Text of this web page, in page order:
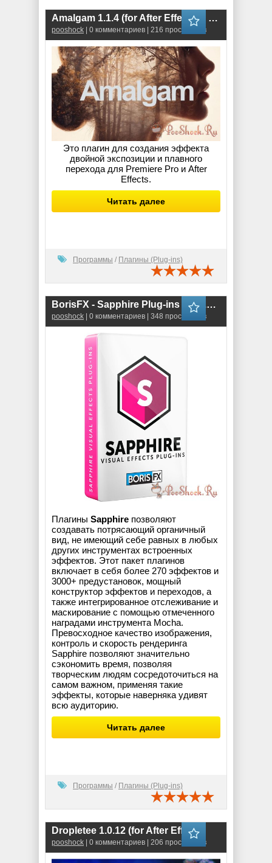
Amalgam 1.1.4 (for After Effects & Premiere Pro)
pooshock | 0 комментариев | 216 просмотров
Это плагин для создания эффекта
двойной экспозиции и плавного
перехода для Premiere Pro и After
Effects.
Читать далее
Программы / Плагины (Plug-ins)
BorisFX - Sapphire Plug-ins 2026.51 for AE & OFX & PS (v19.51) RePack
pooshock | 0 комментариев | 348 просмотров
Плагины Sapphire позволяют
создавать потрясающий органичный
вид, не имеющий себе равных в любых
других инструментах встроенных
эффектов. Этот пакет плагинов
включает в себя более 270 эффектов и
3000+ предустановок, мощный
конструктор эффектов и переходов, а
также интегрированное отслеживание и
маскирование с помощью отмеченного
наградами инструмента Mocha.
Превосходное качество изображения,
контроль и скорость рендеринга
Sapphire позволяют значительно
сэкономить время, позволяя
творческим людям сосредоточиться на
самом важном, применяя такие
эффекты, которые наверняка удивят
всю аудиторию.
Читать далее
Программы / Плагины (Plug-ins)
Dropletee 1.0.12 (for After Effects)
pooshock | 0 комментариев | 206 просмотров